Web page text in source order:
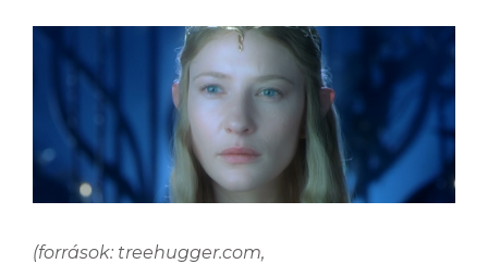
(források: treehugger.com,